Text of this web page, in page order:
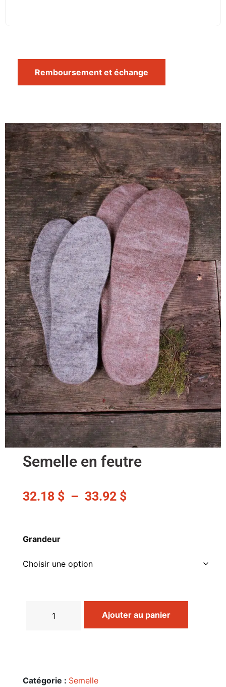
Remboursement et échange
Semelle en feutre
32.18 $ – 33.92 $
Grandeur
Ajouter au panier
Catégorie : Semelle